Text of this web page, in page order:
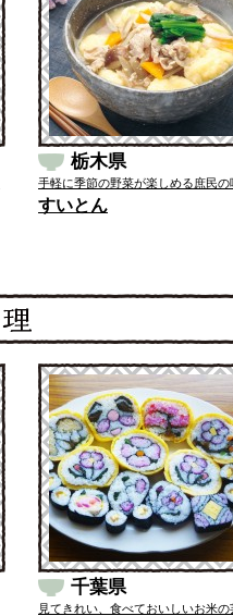
栃木県
手軽に季節の野菜が楽しめる庶民の
すいとん
千葉県
見てきれい、食べておいしいお米の